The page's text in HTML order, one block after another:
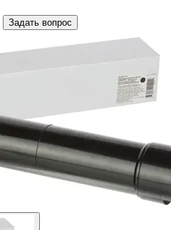
Задать вопрос